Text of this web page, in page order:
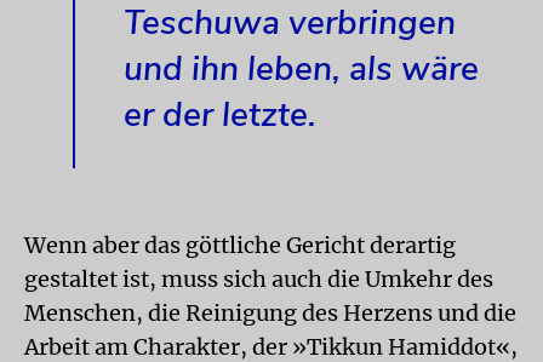
Teschuwa verbringen
und ihn leben, als wäre
er der letzte.
Wenn aber das göttliche Gericht derartig
gestaltet ist, muss sich auch die Umkehr des
Menschen, die Reinigung des Herzens und die
Arbeit am Charakter, der »Tikkun Hamiddot«,